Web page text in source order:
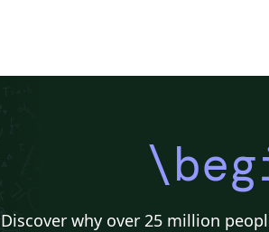
Discover why over 25 million